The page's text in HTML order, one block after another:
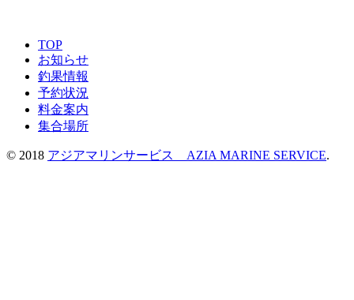
TOP
お知らせ
釣果情報
予約状況
料金案内
集合場所
© 2018 アジアマリンサービス AZIA MARINE SERVICE.